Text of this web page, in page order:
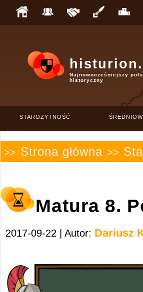
histurion.
Najnowocześniejszy
historyczny
STAROŻYTNOŚĆ
>> Strona główna >>
Matura 8.
2017-09-22 | Autor: Dariusz